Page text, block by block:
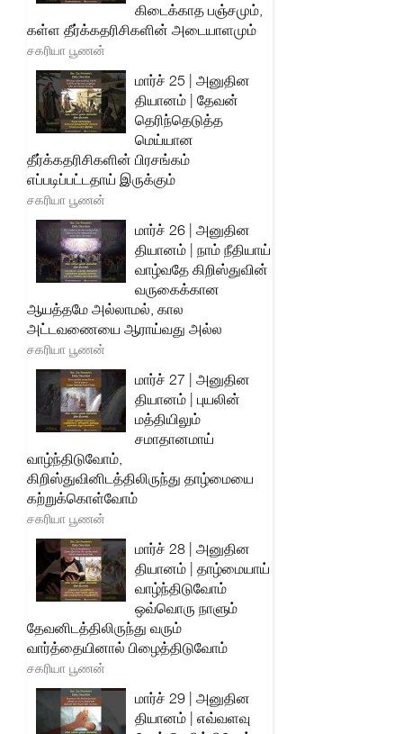
கிடைக்காத பஞ்சமும்,
கள்ள தீர்க்கதரிசிகளின் அடையாளமும்
சகரியா பூணன்
மார்ச் 25 | அனுதின
தியானம் | தேவன்
தெரிந்தெடுத்த
மெய்யான
தீர்க்கதரிசிகளின் பிரசங்கம்
எப்படிப்பட்டதாய் இருக்கும்
சகரியா பூணன்
மார்ச் 26 | அனுதின
தியானம் | நாம் நீதியாய்
வாழ்வதே கிறிஸ்துவின்
வருகைக்கான
ஆயத்தமே அல்லாமல், கால
அட்டவணையை ஆராய்வது அல்ல
சகரியா பூணன்
மார்ச் 27 | அனுதின
தியானம் | புயலின்
மத்தியிலும்
சமாதானமாய்
வாழ்ந்திடுவோம்,
கிறிஸ்துவினிடத்திலிருந்து தாழ்மையை
கற்றுக்கொள்வோம்
சகரியா பூணன்
மார்ச் 28 | அனுதின
தியானம் | தாழ்மையாய்
வாழ்ந்திடுவோம்
ஒவ்வொரு நாளும்
தேவனிடத்திலிருந்து வரும்
வார்த்தையினால் பிழைத்திடுவோம்
சகரியா பூணன்
மார்ச் 29 | அனுதின
தியானம் | எவ்வளவு